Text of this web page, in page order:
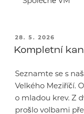
PUBLIKOVÁNO
28. 5. 2026
Kompletní
Seznamte se s
Velkého Meziříčí.
o mladou krev. Z
prošlo volbami